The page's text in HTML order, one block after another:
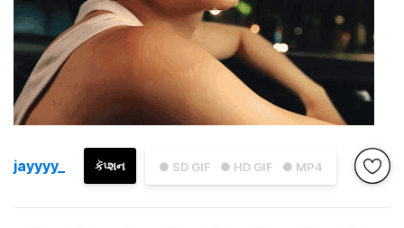
● SD GIF ● HD GIF ● MP4
કૅપ્શન
jayyyy_